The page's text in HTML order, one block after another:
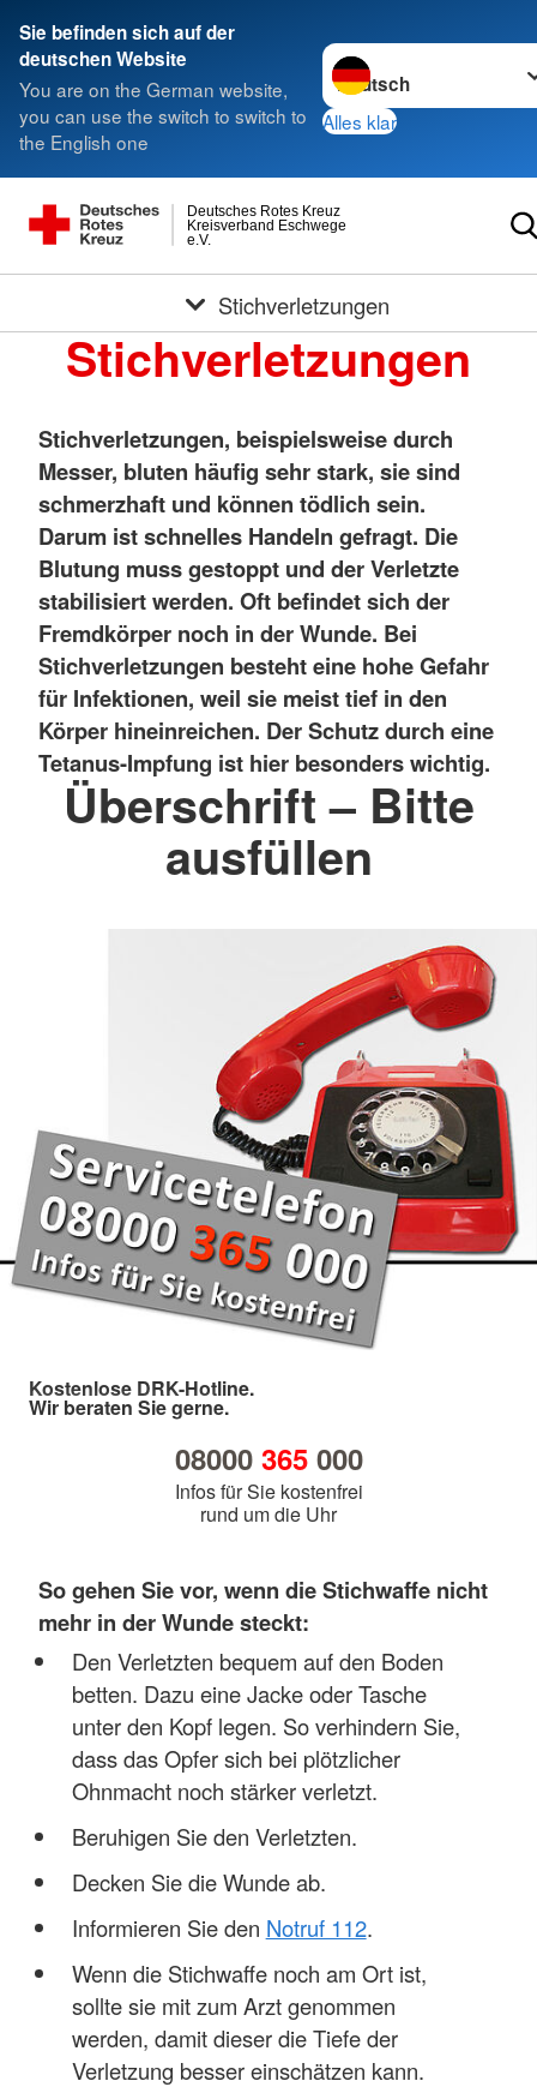
Sie befinden sich auf der
deutschen Website
You are on the German website,
you can use the switch to switch to
the English one
Sprache wechseln zu
Alles klar
e.V.
Kreisverband Eschwege
Deutsches Rotes Kreuz
Stichverletzungen
Stichverletzungen
Stichverletzungen, beispielsweise durch
Messer, bluten häufig sehr stark, sie sind
schmerzhaft und können tödlich sein.
Darum ist schnelles Handeln gefragt. Die
Blutung muss gestoppt und der Verletzte
stabilisiert werden. Oft befindet sich der
Fremdkörper noch in der Wunde. Bei
Stichverletzungen besteht eine hohe Gefahr
für Infektionen, weil sie meist tief in den
Körper hineinreichen. Der Schutz durch eine
Tetanus-Impfung ist hier besonders wichtig.
Überschrift – Bitte
ausfüllen
Kostenlose DRK-Hotline.
Wir beraten Sie gerne.
08000 365000
Infos für Sie kostenfrei
rund um die Uhr
So gehen Sie vor, wenn die Stichwaffe nicht
mehr in der Wunde steckt:
Den Verletzten bequem auf den Boden
betten. Dazu eine Jacke oder Tasche
unter den Kopf legen. So verhindern Sie,
dass das Opfer sich bei plötzlicher
Ohnmacht noch stärker verletzt.
Beruhigen Sie den Verletzten.
Decken Sie die Wunde ab.
Informieren Sie den Notruf 112.
Wenn die Stichwaffe noch am Ort ist,
sollte sie mit zum Arzt genommen
werden, damit dieser die Tiefe der
Verletzung besser einschätzen kann.